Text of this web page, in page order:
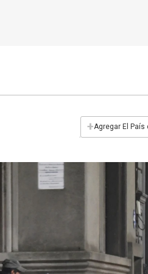
+Agregar El País